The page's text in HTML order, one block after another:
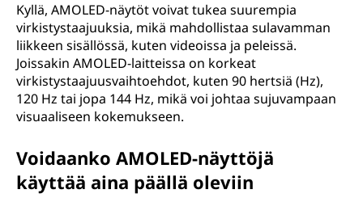
Kyllä, AMOLED-näytöt voivat tukea suurempia
virkistystaajuuksia, mikä mahdollistaa sulavamman
liikkeen sisällössä, kuten videoissa ja peleissä.
Joissakin AMOLED-laitteissa on korkeat
virkistystaajuusvaihtoehdot, kuten 90 hertsiä (Hz),
120 Hz tai jopa 144 Hz, mikä voi johtaa sujuvampaan
visuaaliseen kokemukseen.
Voidaanko AMOLED-näyttöjä
käyttää aina päällä oleviin